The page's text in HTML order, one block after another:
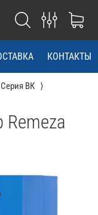
КОНТАКТЫ
Серия ВК
Remeza